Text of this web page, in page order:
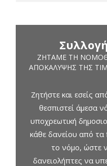
ΖΗΤΆΜΕ ΤΗ
ΑΠΟΚΆΛΥΨΗΣ ΤΗΣ
Ζητήστε και εσείς
θεσπιστεί άμεσα
υποχρεωτική
κάθε δανείου από τα
το νόμο, ώστε
δανειολήπτες να